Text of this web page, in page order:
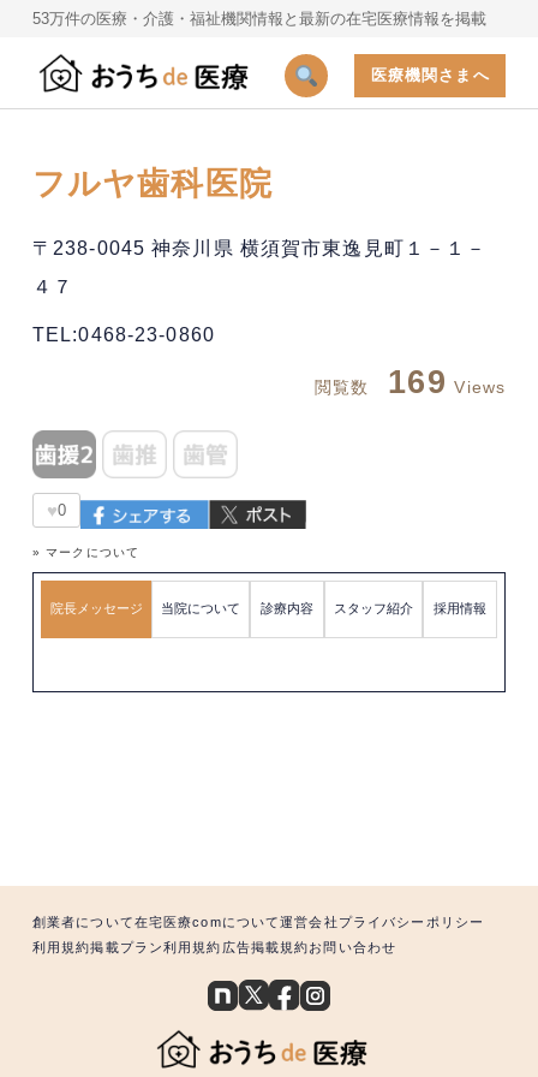
53万件の医療・介護・福祉機関情報と最新の在宅医療情報を掲載
医療機関さまへ
フルヤ歯科医院
〒238-0045 神奈川県 横須賀市東逸見町１－１－
４７
TEL:0468-23-0860
閲覧数 169 Views
♥0
» マークについて
院長メッセージ 当院について 診療内容 スタッフ紹介 採用情報
創業者について在宅医療comについて運営会社 プライバシーポリシー
利用規約掲載プラン利用規約 広告掲載規約お問い合わせ